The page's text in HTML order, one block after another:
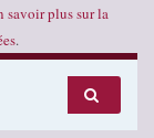
savoir plus sur la
.